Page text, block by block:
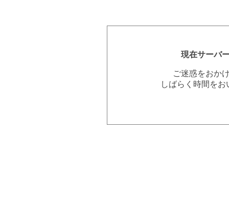
現在サーバ
ご迷惑をおか
しばらく時間を